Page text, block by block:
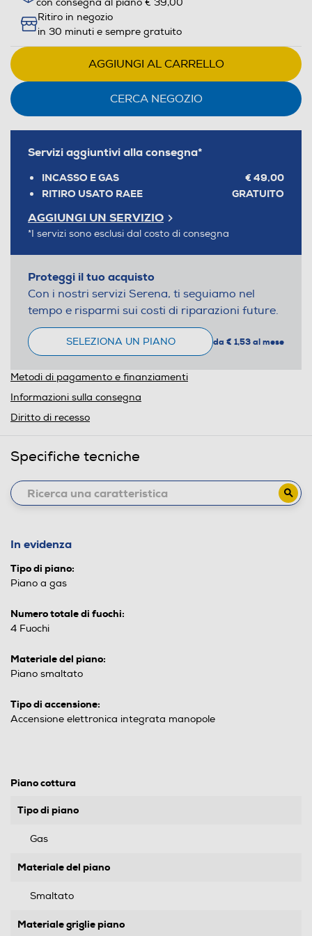
con consegna al piano € 39,00
Ritiro in negozio
in 30 minuti e sempre gratuito
AGGIUNGI AL CARRELLO
CERCA NEGOZIO
Servizi aggiuntivi alla consegna*
INCASSO E GAS
€ 49,00
RITIRO USATO RAEE
GRATUITO
AGGIUNGI UN SERVIZIO
*I servizi sono esclusi dal costo di consegna
Proteggi il tuo acquisto
Con i nostri servizi Serena, ti seguiamo nel
tempo e risparmi sui costi di riparazioni future.
SELEZIONA UN PIANO da € 1,53 al mese
Metodi di pagamento e finanziamenti
Informazioni sulla consegna
Diritto di recesso
Specifiche tecniche
In evidenza
Tipo di piano:
Piano a gas
Numero totale di fuochi:
4 Fuochi
Materiale del piano:
Piano smaltato
Tipo di accensione:
Accensione elettronica integrata manopole
Piano cottura
Tipo di piano
Gas
Materiale del piano
Smaltato
Materiale griglie piano